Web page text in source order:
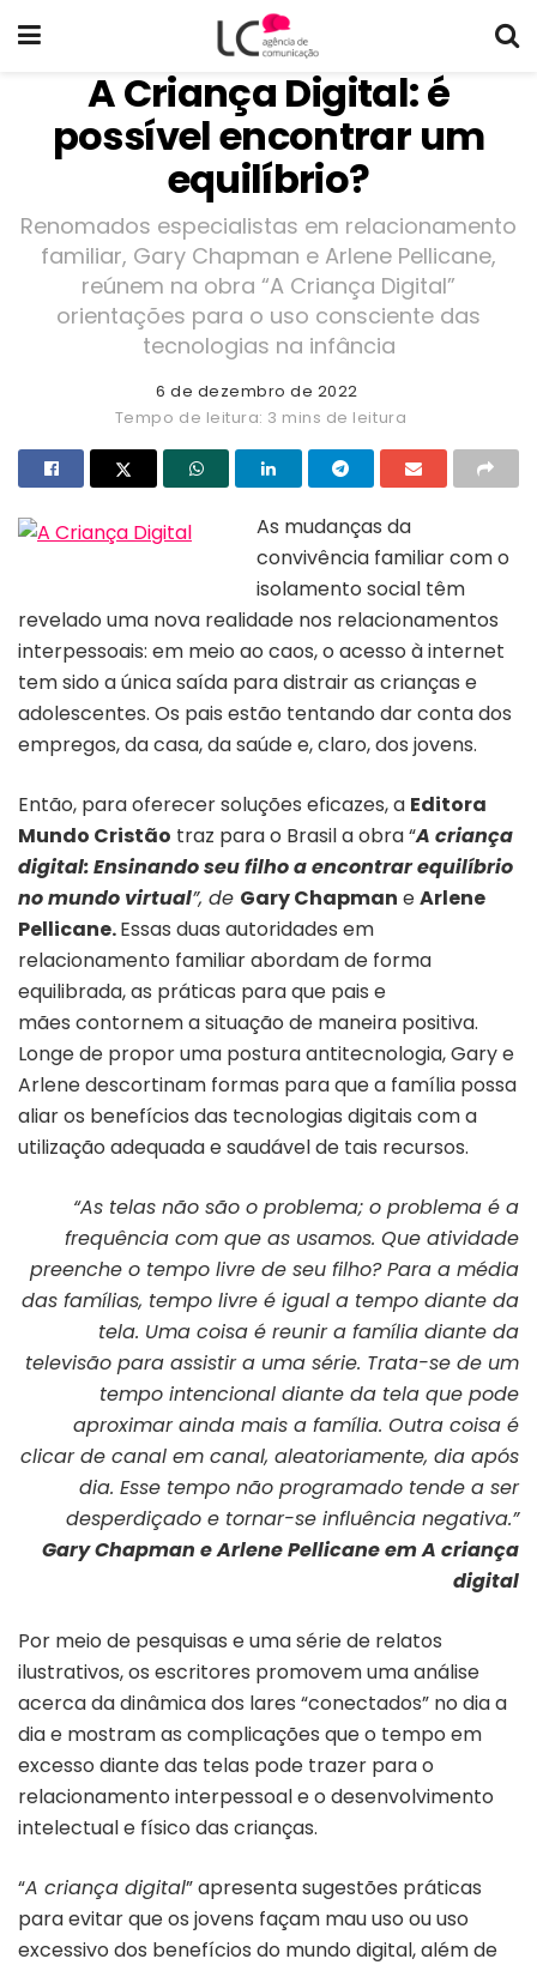
A Criança Digital: é
possível encontrar um
equilíbrio?
Renomados especialistas em relacionamento
familiar, Gary Chapman e Arlene Pellicane,
reúnem na obra “A Criança Digital”
orientações para o uso consciente das
tecnologias na infância
6 de dezembro de 2022
Tempo de leitura: 3 mins de leitura
As mudanças da
convivência familiar com o
isolamento social têm
revelado uma nova realidade nos relacionamentos
interpessoais: em meio ao caos, o acesso à internet
tem sido a única saída para distrair as crianças e
adolescentes. Os pais estão tentando dar conta dos
empregos, da casa, da saúde e, claro, dos jovens.
Então, para oferecer soluções eficazes, a Editora
Mundo Cristão traz para o Brasil a obra “A criança
digital:Ensinando seu filho a encontrar equilíbrio
no mundo virtual”, de Gary Chapman eArlene
Pellicane.Essas duas autoridades em
relacionamento familiar abordam de forma
equilibrada, as práticas para que pais e
mães contornem a situação de maneira positiva.
Longe de propor uma postura antitecnologia, Gary e
Arlene descortinam formas para que a família possa
aliar os benefícios das tecnologias digitais com a
utilização adequada e saudável de tais recursos.
“As telas não são o problema; o problema é a
frequência com que as usamos. Que atividade
preenche o tempo livre de seu filho? Para a média
das famílias, tempo livre é igual a tempo diante da
tela. Uma coisa é reunir a família diante da
televisão para assistir a uma série. Trata-se de um
tempo intencional diante da tela que pode
aproximar ainda mais a família. Outra coisa é
clicar de canal em canal, aleatoriamente, dia após
dia. Esse tempo não programado tende a ser
desperdiçado e tornar-se influência negativa.”
Gary Chapman e Arlene PellicaneemA criança
digital
Por meio de pesquisas e uma série de relatos
ilustrativos, os escritores promovem uma análise
acerca da dinâmica dos lares “conectados” no dia a
dia e mostram as complicações que o tempo em
excesso diante das telas pode trazer para o
relacionamento interpessoal e o desenvolvimento
intelectual e físico das crianças.
“A criança digital” apresenta sugestões práticas
para evitar que os jovens façam mau uso ou uso
excessivo dos benefícios do mundo digital, além de